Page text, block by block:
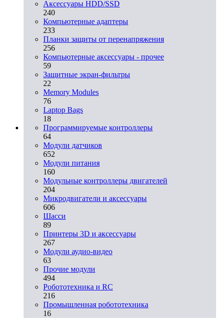
Аксессуары HDD/SSD
240
Компьютерные адаптеры
233
Планки защиты от перенапряжения
256
Компьютерные аксессуары - прочее
59
Защитные экран-фильтры
22
Memory Modules
76
Laptop Bags
18
Программируемые контроллеры
64
Модули датчиков
652
Модули питания
160
Модульные контроллеры двигателей
204
Микродвигатели и аксессуары
606
Шасси
89
Принтеры 3D и аксессуары
267
Модули аудио-видео
63
Прочие модули
494
Робототехника и RC
216
Промышленная робототехника
16